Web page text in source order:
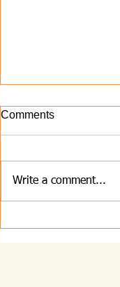
8.8.2026 - Majhna
Comments
Write a comment...